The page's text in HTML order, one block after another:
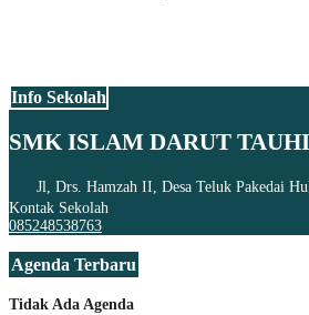
Info Sekolah
SMK ISLAM DARUT
Jl, Drs. Hamzah II, Desa Teluk Pakedai
Kontak Sekolah
085248538763
Agenda Terbaru
Tidak Ada Agenda